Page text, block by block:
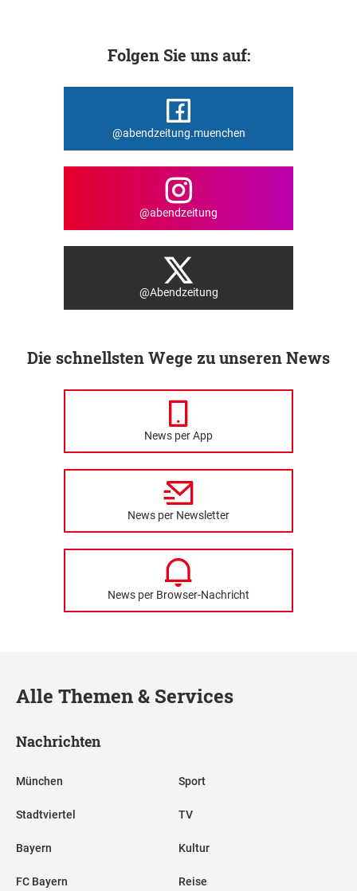
Folgen Sie uns auf:
@abendzeitung.muenchen
@abendzeitung
@Abendzeitung
Die schnellsten Wege zu unseren News
News per App
News per Newsletter
News per Browser-Nachricht
Alle Themen & Services
Nachrichten
München
Stadtviertel
Bayern
FC Bayern
Sport
TV
Kultur
Reise